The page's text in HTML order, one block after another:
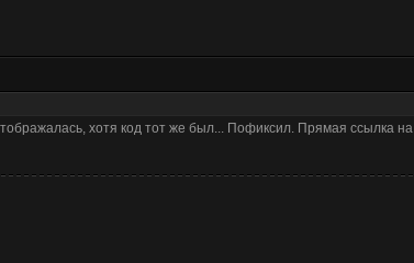
хотя код тот же был... Пофиксил. Прямая ссылка на